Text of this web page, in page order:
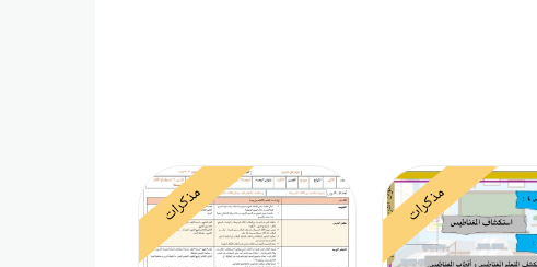
مذكرات مذكرات